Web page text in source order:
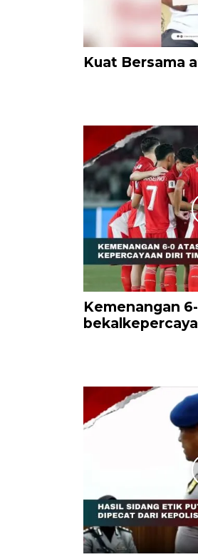
Kuat Bersama
Kemenangan